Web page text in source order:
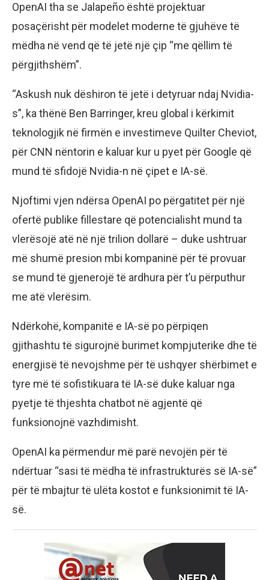
OpenAI tha se Jalapeño është projektuar
posaçërisht për modelet moderne të gjuhëve të
mëdha në vend që të jetë një çip “me qëllim të
përgjithshëm”.
“Askush nuk dëshiron të jetë i detyruar ndaj Nvidia-
s”, ka thënë Ben Barringer, kreu global i kërkimit
teknologjik në firmën e investimeve Quilter Cheviot,
për CNN nëntorin e kaluar kur u pyet për Google që
mund të sfidojë Nvidia-n në çipet e IA-së.
Njoftimi vjen ndërsa OpenAI po përgatitet për një
ofertë publike fillestare që potencialisht mund ta
vlerësojë atë në një trilion dollarë – duke ushtruar
më shumë presion mbi kompaninë për të provuar
se mund të gjenerojë të ardhura për t’u përputhur
me atë vlerësim.
Ndërkohë, kompanitë e IA-së po përpiqen
gjithashtu të sigurojnë burimet kompjuterike dhe të
energjisë të nevojshme për të ushqyer shërbimet e
tyre më të sofistikuara të IA-së duke kaluar nga
pyetje të thjeshta chatbot në agjentë që
funksionojnë vazhdimisht.
OpenAI ka përmendur më parë nevojën për të
ndërtuar “sasi të mëdha të infrastrukturës së IA-së”
për të mbajtur të ulëta kostot e funksionimit të IA-
së.